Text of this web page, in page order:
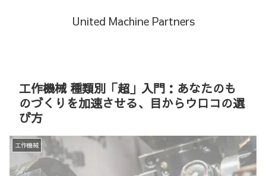
United Machine Partners
工作機械 種類別「超」入門：あなたのも
のづくりを加速させる、目からウロコの選
び方
工作機械